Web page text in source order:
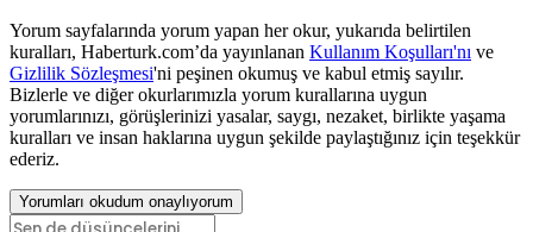
Yorum sayfalarında yorum yapan her okur, yukarıda belirtilen
kuralları, Haberturk.com’da yayınlanan Kullanım Koşulları'nı ve
Gizlilik Sözleşmesi'ni peşinen okumuş ve kabul etmiş sayılır.
Bizlerle ve diğer okurlarımızla yorum kurallarına uygun
yorumlarınızı, görüşlerinizi yasalar, saygı, nezaket, birlikte yaşama
kuralları ve insan haklarına uygun şekilde paylaştığınız için teşekkür
ederiz.
Yorumları okudum onaylıyorum